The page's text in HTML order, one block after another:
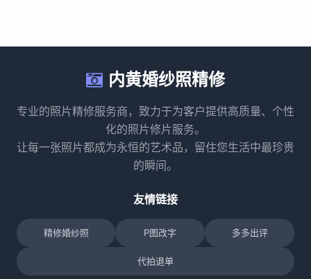
内黄婚纱照精修
专业的照片精修服务商，致力于为客户提供高质量、个性
化的照片修片服务。
让每一张照片都成为永恒的艺术品，留住您生活中最珍贵
的瞬间。
友情链接
精修婚纱照 P图改字 多多出评
代拍退单